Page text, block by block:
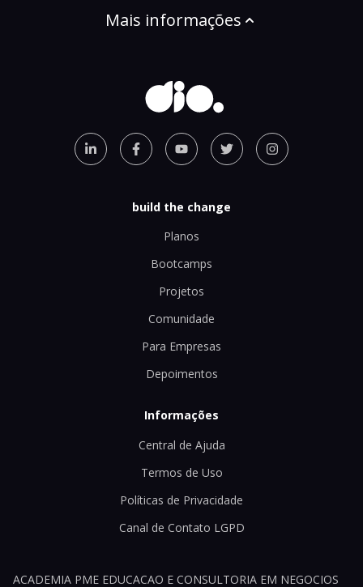
Mais informações
build the change
Planos
Bootcamps
Projetos
Comunidade
Para Empresas
Depoimentos
Informações
Central de Ajuda
Termos de Uso
Políticas de Privacidade
Canal de Contato LGPD
ACADEMIA PME EDUCACAO E CONSULTORIA EM NEGOCIOS